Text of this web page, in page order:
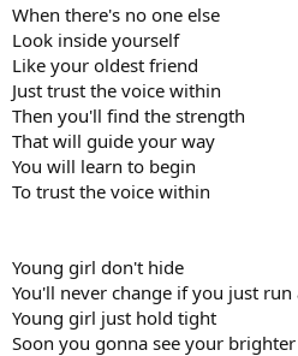
When there's no one else
Look inside yourself
Like your oldest friend
Just trust the voice within
Then you'll find the strength
That will guide your way
You will learn to begin
To trust the voice within
Young girl don't hide
You'll never change if you just run
Young girl just hold tight
Soon you gonna see your